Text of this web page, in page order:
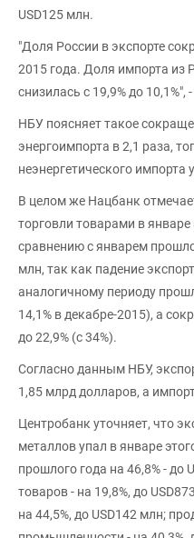
USD125 млн.
"Доля России в экспорте
2015 года. Доля импорта из
снизилась с 19,9% до
НБУ поясняет такое
энергоимпорта в 2,1 раза,
неэнергетического импорта
В целом же Нацбанк
торговли товарами в январе
сравнению с январем
млн, так как падение
аналогичному периоду
14,1% в декабре-2015), а
до 22,9% (с 34%).
Согласно данным НБУ,
1,85 млрд долларов, а
Центробанк уточняет, что
металлов упал в январе
прошлого года на 46,8% - до
товаров - на 19,8%, до
на 44,5%, до USD142 млн;